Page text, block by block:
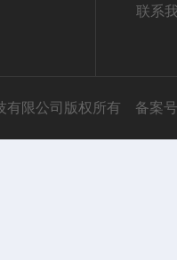
联系
有限公司版权所有 备案